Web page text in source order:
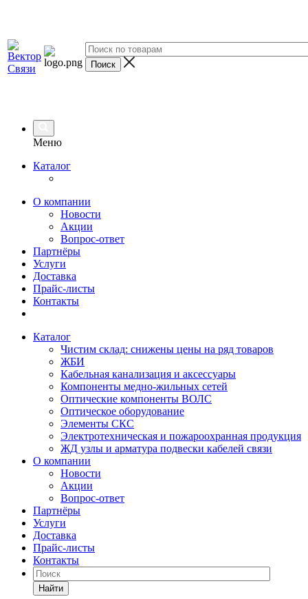
Меню
Каталог
О компании
Новости
Акции
Вопрос-ответ
Партнёры
Услуги
Доставка
Прайс-листы
Контакты
Каталог
Чистим склад: снижены цены на ряд товаров
ЖБИ
Кабельная канализация и аксессуары
Компоненты медно-жильных сетей
Оптические компоненты ВОЛС
Оптическое оборудование
Элементы СКС
Электротехническая и пожароохранная продукция
ЖД узлы и арматура подвески кабелей связи
О компании
Новости
Акции
Вопрос-ответ
Партнёры
Услуги
Доставка
Прайс-листы
Контакты
Найти